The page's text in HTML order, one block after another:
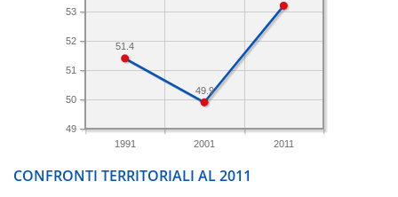
1991 2001 2011
49
50
51
52
53
49.9
51.4
CONFRONTI TERRITORIALI AL 2011